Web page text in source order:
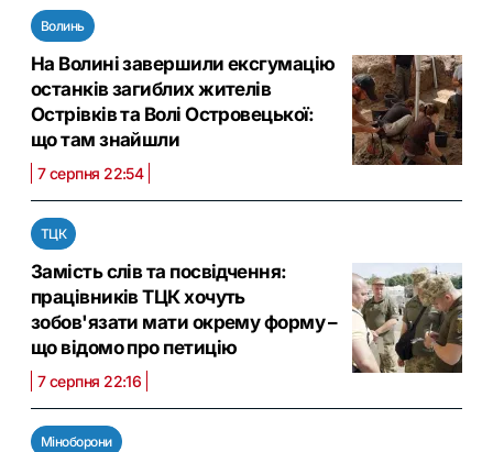
Волинь
На Волині завершили ексгумацію
останків загиблих жителів
Острівків та Волі Островецької:
що там знайшли
7 серпня 22:54
ТЦК
Замість слів та посвідчення:
працівників ТЦК хочуть
зобов'язати мати окрему форму –
що відомо про петицію
7 серпня 22:16
Міноборони